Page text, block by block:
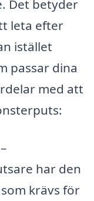
Det betyder
leta efter
istället
passar dina
med att
har den
krävs för